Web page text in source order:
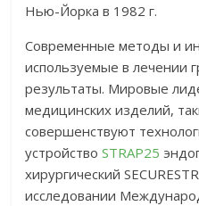
Нью-Йорка в 1982 г.
Современные методы и
используемые в лечении
результаты. Мировые
медицинских изделий,
совершенствуют
устройствоSTRAP25
хирургический
исследовании